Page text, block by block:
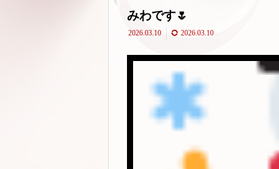
みわです🌷
2026.03.10 2026.03.10